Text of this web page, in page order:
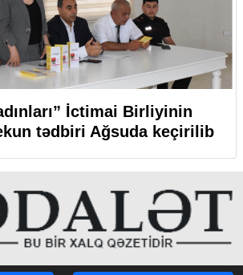
İctimai Birliyinin
tədbiri Ağsuda keçirilib